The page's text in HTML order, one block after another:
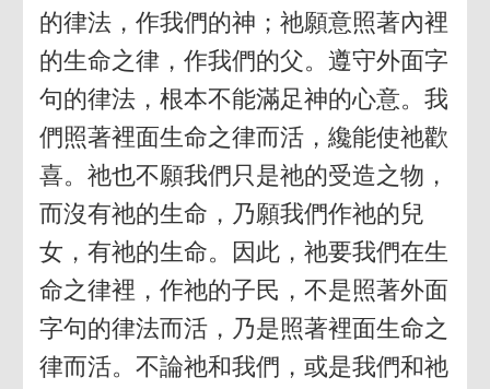
的律法，作我們的神；祂願意照著內裡
的生命之律，作我們的父。遵守外面字
句的律法，根本不能滿足神的心意。我
們照著裡面生命之律而活，纔能使祂歡
喜。祂也不願我們只是祂的受造之物，
而沒有祂的生命，乃願我們作祂的兒
女，有祂的生命。因此，祂要我們在生
命之律裡，作祂的子民，不是照著外面
字句的律法而活，乃是照著裡面生命之
律而活。不論祂和我們，或是我們和祂